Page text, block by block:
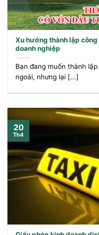
Xu hướng thành lập
doanh nghiệp
Bạn đang muốn thành
ngoài, nhưng lại [...]
20
Th4